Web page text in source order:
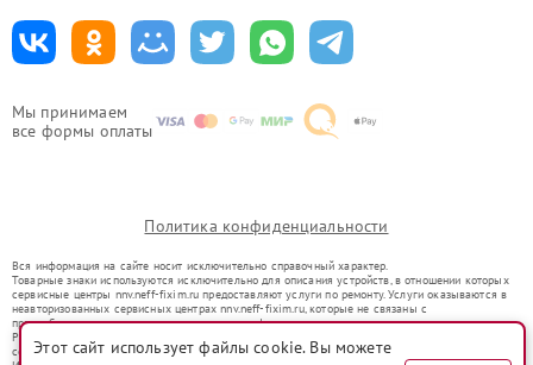
Мы принимаем
все формы оплаты
Политика конфиденциальности
Вся информация на сайте носит исключительно справочный характер.
Товарные знаки используются исключительно для описания устройств, в отношении которых
сервисные центры nnv.neff-fixim.ru предоставляют услуги по ремонту. Услуги оказываются в
неавторизованных сервисных центрах nnv.neff-fixim.ru, которые не связаны с
правообладателями товарных знаков или их официальными представителями.
Ремонт осуществляется для устройств, уже введенных в гражданский оборот в соответствии
со статьей 1487 ГК РФ.
Этот сайт использует файлы cookie. Вы можете